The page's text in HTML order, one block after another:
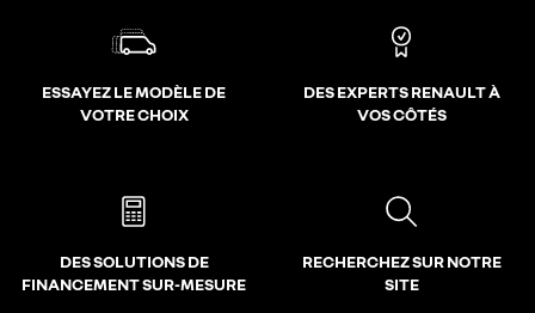
ESSAYEZ LE MODÈLE DE
VOTRE CHOIX
DES EXPERTS RENAULT À
VOS CÔTÉS
DES SOLUTIONS DE
FINANCEMENT SUR-MESURE
RECHERCHEZ SUR NOTRE
SITE